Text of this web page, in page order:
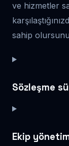
ve hizmetler
sahip
Sözleşme
Ekip